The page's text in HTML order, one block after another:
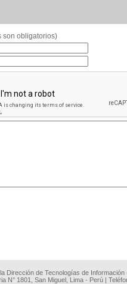
son obligatorios)
Dirección de Tecnologías de
N° 1801, San Miguel, Lima - Perú |